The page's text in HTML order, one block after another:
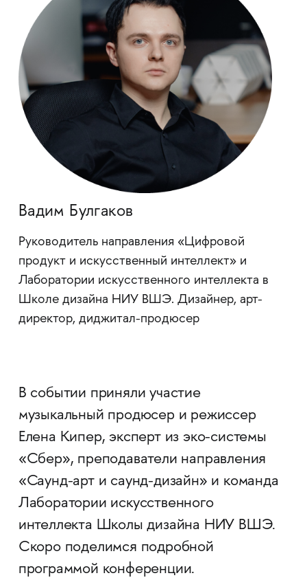
Вадим Булгаков
Руководитель направления «Цифровой
продукт и искусственный интеллект» и
Лаборатории искусственного интеллекта в
Школе дизайна НИУ ВШЭ. Дизайнер, арт-
директор, диджитал-продюсер
В событии приняли участие
музыкальный продюсер и режиссер
Елена Кипер, эксперт из эко-системы
«Сбер», преподаватели направления
«Саунд-арт и саунд-дизайн» и команда
Лаборатории искусственного
интеллекта Школы дизайна НИУ ВШЭ.
Скоро поделимся подробной
программой конференции.